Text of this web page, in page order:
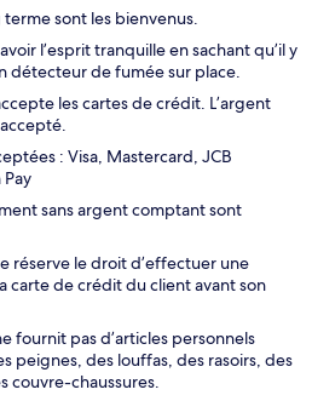
terme sont les bienvenus.
l’esprit tranquille en sachant qu’il y
détecteur de fumée sur place.
les cartes de crédit. L’argent
: Visa, Mastercard, JCB
sans argent comptant sont
réserve le droit d’effectuer une
carte de crédit du client avant son
fournit pas d’articles personnels
peignes, des louffas, des rasoirs, des
couvre-chaussures.